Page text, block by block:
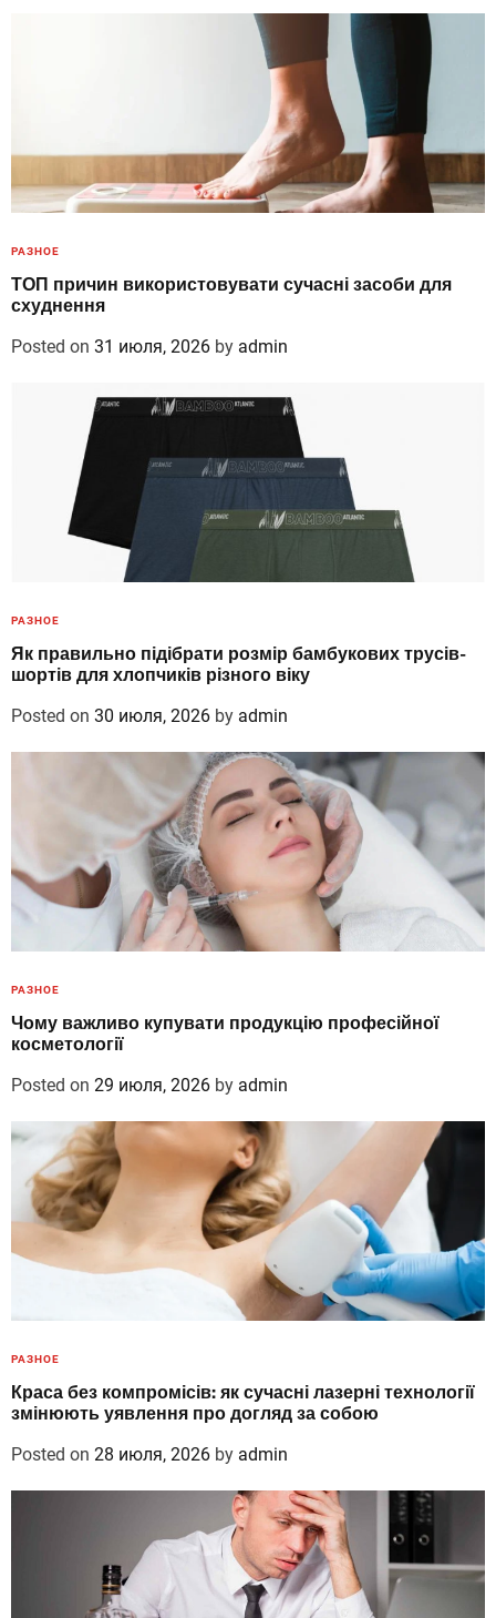
РАЗНОЕ
ТОП причин використовувати сучасні засоби для
схуднення
Posted on 31 июля, 2026 by admin
РАЗНОЕ
Як правильно підібрати розмір бамбукових трусів-
шортів для хлопчиків різного віку
Posted on 30 июля, 2026 by admin
РАЗНОЕ
Чому важливо купувати продукцію професійної
косметології
Posted on 29 июля, 2026 by admin
РАЗНОЕ
Краса без компромісів: як сучасні лазерні технології
змінюють уявлення про догляд за собою
Posted on 28 июля, 2026 by admin